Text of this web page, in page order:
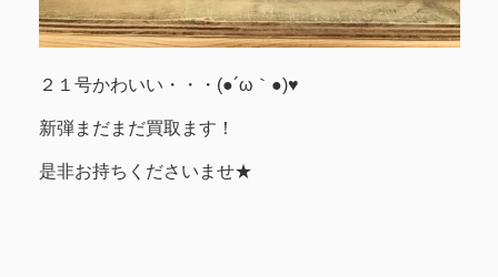
２１号かわいい・・・(●´ω｀●)♥
新弾まだまだ買取ます！
是非お持ちくださいませ★